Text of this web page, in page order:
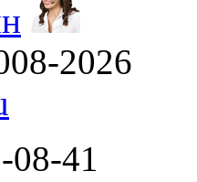
2026
08-41